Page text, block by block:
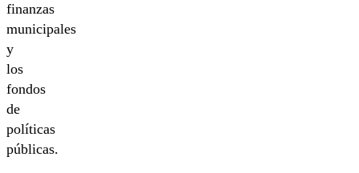
finanzas
municipales
y
los
fondos
de
políticas
públicas.